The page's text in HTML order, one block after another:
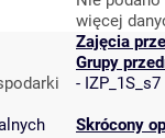
więcej
Zajęcia
Grupy
- IZP_1S_s7
Skrócony